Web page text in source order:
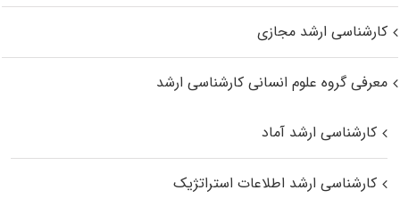
کارشناسی ارشد مجازی
معرفی گروه علوم انسانی کارشناسی ارشد
کارشناسی ارشد آماد
کارشناسی ارشد اطلاعات استراتژیک